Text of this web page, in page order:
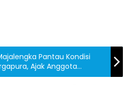
Pantau Kondisi
Ajak Anggota
Tingkatkan Profesionalisme